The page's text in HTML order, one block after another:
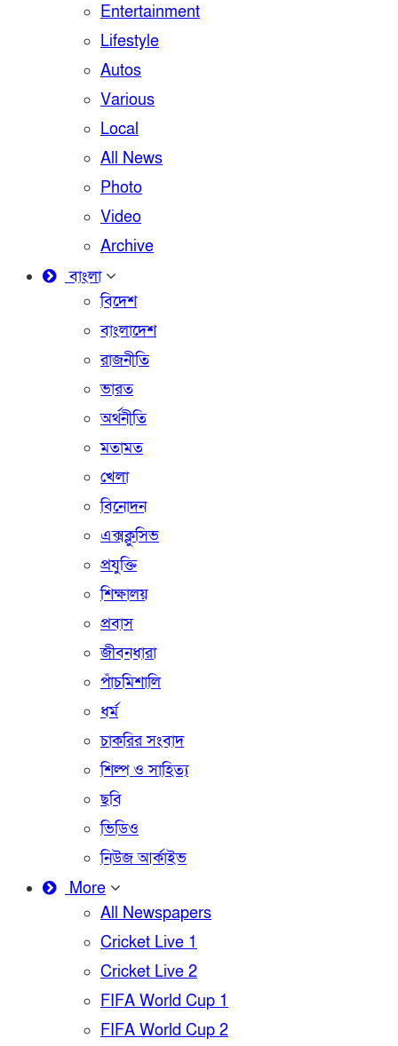
Entertainment
Lifestyle
Autos
Various
Local
All News
Photo
Video
Archive
বাংলা
বিদেশ
বাংলাদেশ
রাজনীতি
ভারত
অর্থনীতি
মতামত
খেলা
বিনোদন
এক্সক্লুসিভ
প্রযুক্তি
শিক্ষালয়
প্রবাস
জীবনধারা
পাঁচমিশালি
ধর্ম
চাকরির সংবাদ
শিল্প ও সাহিত্য
ছবি
ভিডিও
নিউজ আর্কাইভ
More
All Newspapers
Cricket Live 1
Cricket Live 2
FIFA World Cup 1
FIFA World Cup 2